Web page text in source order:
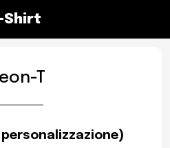
Shirt
T